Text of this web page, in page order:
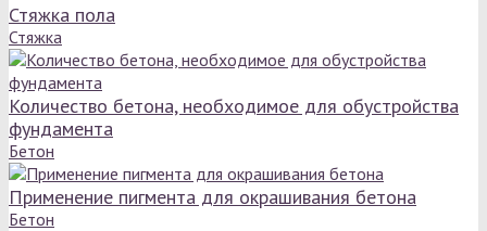
Стяжка пола
Стяжка
Количество бетона, необходимое для обустройства
фундамента
Бетон
Применение пигмента для окрашивания бетона
Бетон